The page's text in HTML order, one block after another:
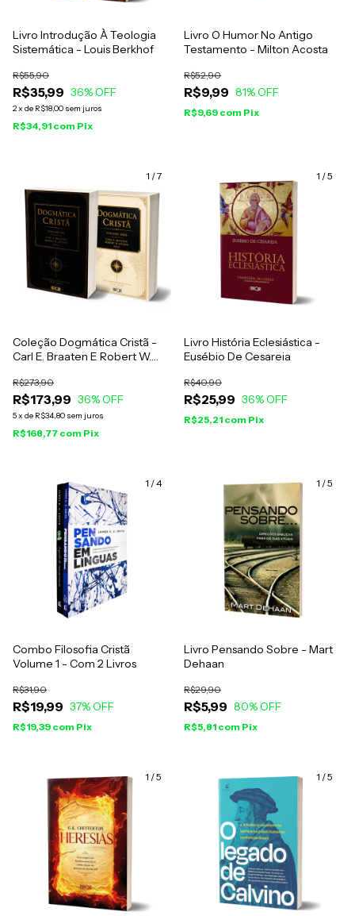
Livro Introdução À Teologia
Sistemática - Louis Berkhof
R$35,99
R$55,90
36% OFF
2x de R$18,00 sem juros
R$34,91 com Pix
Livro O Humor No Antigo
Testamento - Milton Acosta
R$9,99
R$52,90
81% OFF
R$9,69 com Pix
1 /7
Coleção Dogmática Cristã -
Carl E. Braaten E Robert W.
R$173,99
R$273,90
36% OFF
5x de R$34,80 sem juros
R$168,77 com Pix
1 /5
Livro História Eclesiástica -
Eusébio De Cesareia
R$25,99
R$40,90
36% OFF
R$25,21 com Pix
1 /4
Combo Filosofia Cristã
Volume 1 - Com 2 Livros
R$19,99
R$31,90
37% OFF
R$19,39 com Pix
1 /5
Livro Pensando Sobre - Mart
Dehaan
R$5,99
R$29,90
80% OFF
R$5,81 com Pix
1 /5 1 /5